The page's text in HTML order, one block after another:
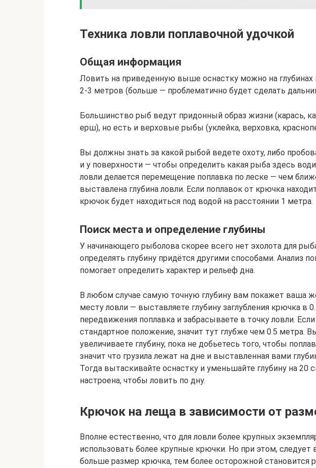
Техника ловли поплавочной удочкой
Общая информация
Ловить на приведенную выше оснастку можно на глубинах
2-3 метров (больше — проблематично будет сделать
Большинство рыб ведут придонный образ жизни (карась,
ерш), но есть и верховые рыбы (уклейка, верховка,
Вы должны знать за какой рыбой ведете охоту, либо
и у поверхности — чтобы определить какая рыба здесь
ловли делается перемещение поплавка по леске — чем
выставлена глубина ловли. Если поплавок от крючка
крючок будет находиться под водой на расстоянии 1 метра.
Поиск места и определение глубины
У начинающего рыболова скорее всего нет эхолота для
определять глубину придётся другими способами. Анализ
помогает определить характер и рельеф дна.
В любом случае самую точную глубину вам покажет ваша
месту ловли — выставляете глубину заглубления крючка в
передвижения поплавка и забрасываете в точку ловли.
стандартное положение, значит тут глубже чем 0.5 метра.
увеличиваете глубину, пока не добьетесь того, чтобы
значит что грузила лежат на дне и выставленная вами
Тогда вытаскивайте оснастку и уменьшайте глубину на 20
настроена, чтобы ловить по дну.
Крючок на леща в зависимости от
Вполне естественно, что для ловли более крупных
использовать более крупные крючки. Но при этом, следует
больше размер крючка, тем более осторожной становится